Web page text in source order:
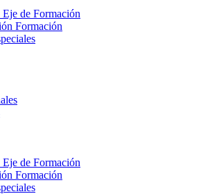
de Formación
Formación
de Formación
Formación